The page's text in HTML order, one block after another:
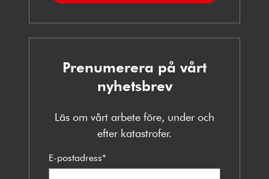
Prenumerera på vårt
nyhetsbrev
Läs om vårt arbete före, under och
efter katastrofer.
E-postadress*